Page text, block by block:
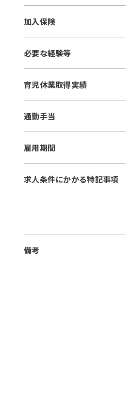
加入保険
必要な経験等
育児休業取得実績
通勤手当
雇用期間
求人条件にかかる特記事項
備考